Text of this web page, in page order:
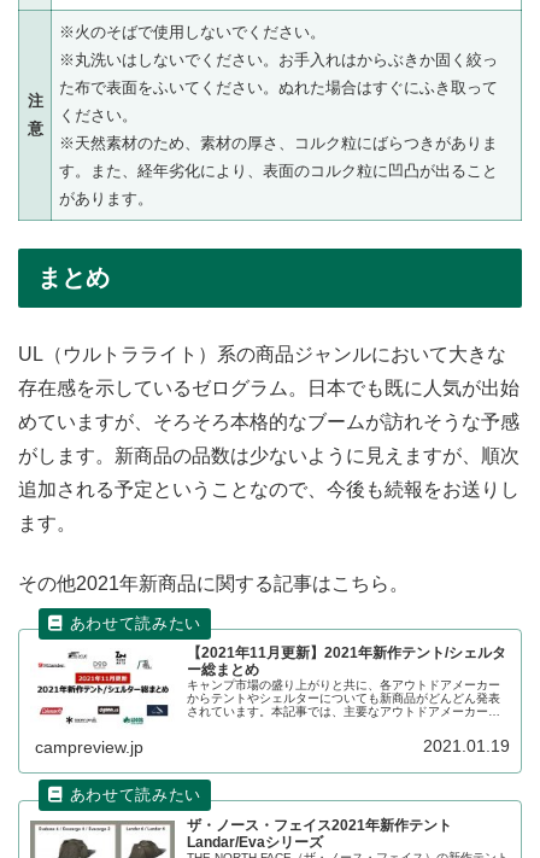
注
意
※火のそばで使用しないでください。
※丸洗いはしないでください。お手入れはからぶきか固く絞っ
た布で表面をふいてください。ぬれた場合はすぐにふき取って
ください。
※天然素材のため、素材の厚さ、コルク粒にばらつきがありま
す。また、経年劣化により、表面のコルク粒に凹凸が出ること
があります。
まとめ
UL（ウルトラライト）系の商品ジャンルにおいて大きな
存在感を示しているゼログラム。日本でも既に人気が出始
めていますが、そろそろ本格的なブームが訪れそうな予感
がします。新商品の品数は少ないように見えますが、順次
追加される予定ということなので、今後も続報をお送りし
ます。
その他2021年新商品に関する記事はこちら。
【2021年11月更新】2021年新作テント/シェルタ
ー総まとめ
キャンプ市場の盛り上がりと共に、各アウトドアメーカー
からテントやシェルターについても新商品がどんどん発表
されています。本記事では、主要なアウトドアメーカーか
紹介いたします。記事は随時最新情報に更新します。
campreview.jp 2021.01.19
ザ・ノース・フェイス2021年新作テント
Landar/Evaシリーズ